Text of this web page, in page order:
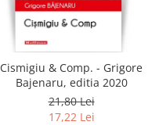
Cismigiu & Comp. - Grigore
Bajenaru, editia 2020
21,80 Lei
17,22 Lei